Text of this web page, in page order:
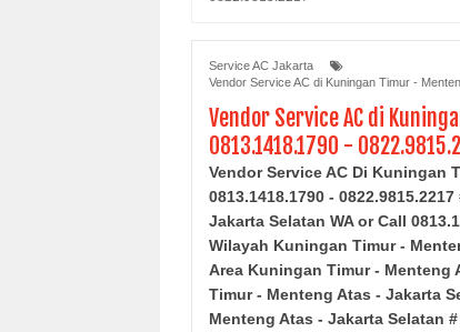
Service AC Jakarta
Vendor Service AC di Kuningan Timur -
Vendor Service AC di
0813.1418.1790 -
Vendor Service AC Di Kuningan
0813.1418.1790 -
Jakarta Selatan WA or Call
Wilayah Kuningan Timur -
Area Kuningan Timur - Menteng
Timur - Menteng Atas - Jakarta
Menteng Atas - Jakarta Selatan